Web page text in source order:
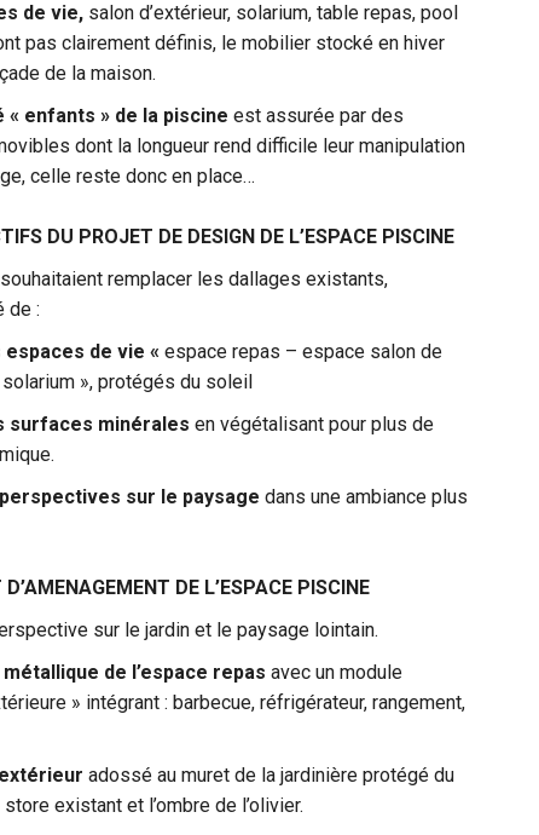
de vie, salon d’extérieur, solarium, table repas, pool
pas clairement définis, le mobilier stocké en hiver
de la maison.
« enfants » de la piscine est assurée par des
dont la longueur rend difficile leur manipulation
celle reste donc en place…
DU PROJET DE DESIGN DE L’ESPACE PISCINE
remplacer les dallages existants,
de :
espaces de vie «espace repas – espace salon de
», protégés du soleil
surfaces minérales en végétalisant pour plus de
sur le paysage dans une ambiance plus
DE L’ESPACE PISCINE
sur le jardin et le paysage lointain.
de l’espace repas avec un module
» intégrant : barbecue, réfrigérateur, rangement,
adossé au muret de la jardinière protégé du
existant et l’ombre de l’olivier.